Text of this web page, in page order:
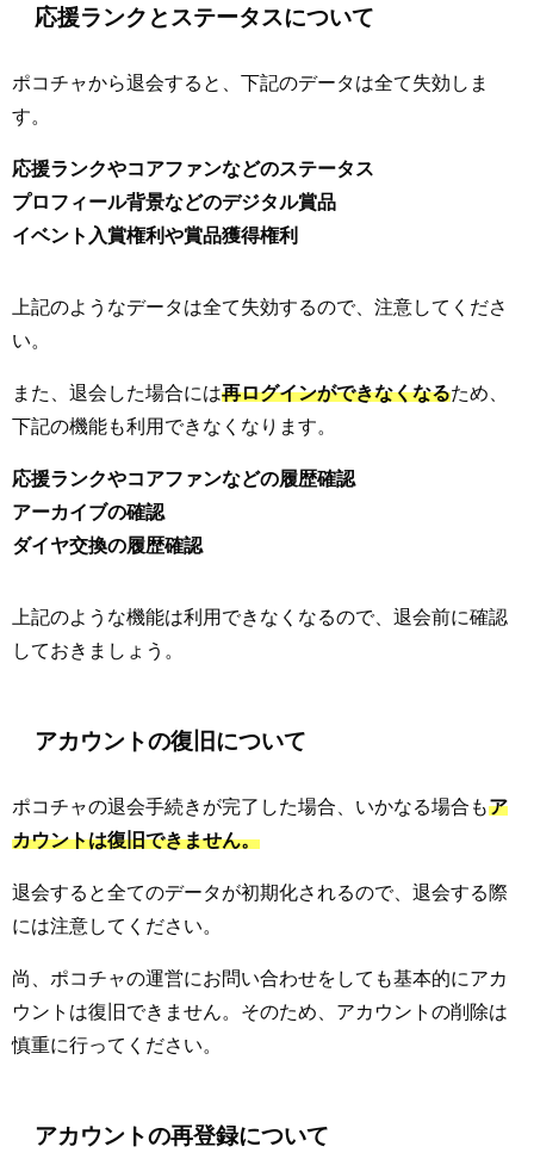
応援ランクとステータスについて
ポコチャから退会すると、下記のデータは全て失効しま
す。
応援ランクやコアファンなどのステータス
プロフィール背景などのデジタル賞品
イベント入賞権利や賞品獲得権利
上記のようなデータは全て失効するので、注意してくださ
い。
また、退会した場合には再ログインができなくなるため、
下記の機能も利用できなくなります。
応援ランクやコアファンなどの履歴確認
アーカイブの確認
ダイヤ交換の履歴確認
上記のような機能は利用できなくなるので、退会前に確認
しておきましょう。
アカウントの復旧について
ポコチャの退会手続きが完了した場合、いかなる場合もア
カウントは復旧できません。
退会すると全てのデータが初期化されるので、退会する際
には注意してください。
尚、ポコチャの運営にお問い合わせをしても基本的にアカ
ウントは復旧できません。そのため、アカウントの削除は
慎重に行ってください。
アカウントの再登録について